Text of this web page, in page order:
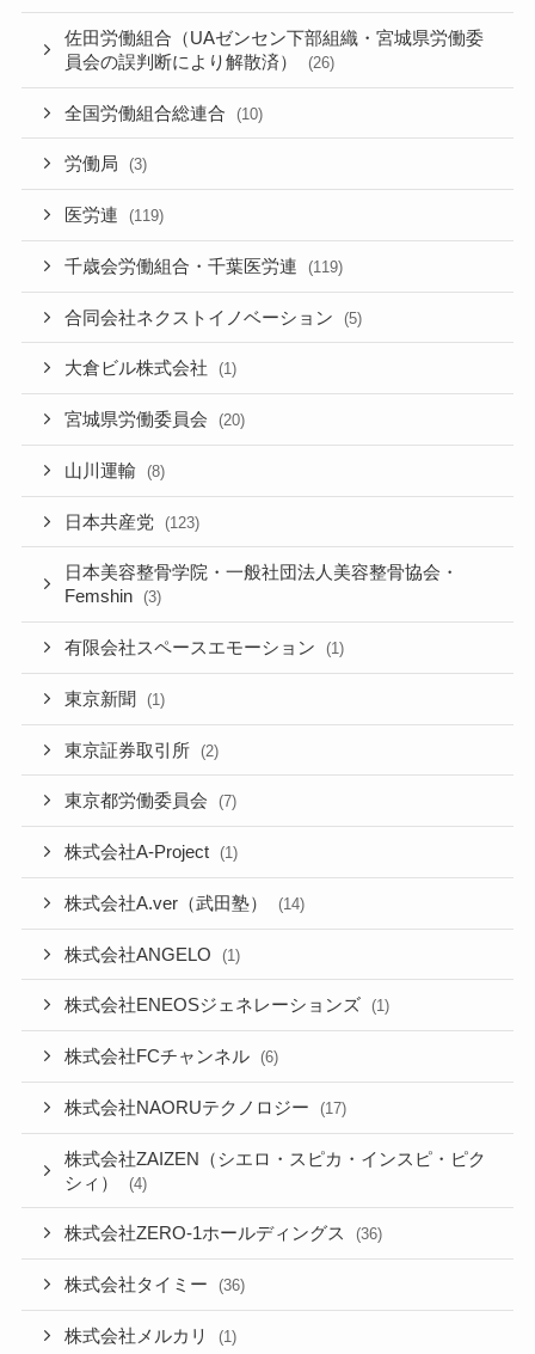
佐田労働組合（UAゼンセン下部組織・宮城県労働委
員会の誤判断により解散済）
(26)
全国労働組合総連合 (10)
労働局 (3)
医労連 (119)
千歳会労働組合・千葉医労連 (119)
合同会社ネクストイノベーション (5)
大倉ビル株式会社 (1)
宮城県労働委員会 (20)
山川運輸 (8)
日本共産党 (123)
日本美容整骨学院・一般社団法人美容整骨協会・
Femshin
(3)
有限会社スペースエモーション (1)
東京新聞 (1)
東京証券取引所 (2)
東京都労働委員会 (7)
株式会社A-Project (1)
株式会社A.ver（武田塾） (14)
株式会社ANGELO (1)
株式会社ENEOSジェネレーションズ (1)
株式会社FCチャンネル (6)
株式会社NAORUテクノロジー (17)
株式会社ZAIZEN（シエロ・スピカ・インスピ・ピク
シィ）
(4)
株式会社ZERO-1ホールディングス (36)
株式会社タイミー (36)
株式会社メルカリ (1)